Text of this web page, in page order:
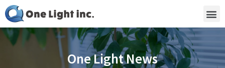
One Light News